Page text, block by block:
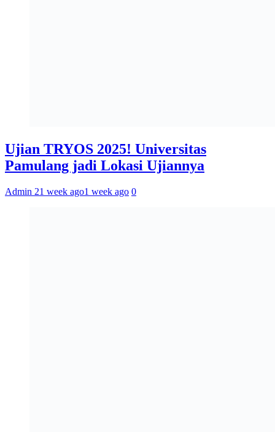
Ujian TRYOS 2025! Universitas
Pamulang jadi Lokasi Ujiannya
Admin 21 week ago1 week ago 0